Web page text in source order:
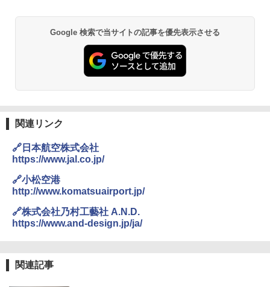
￥2,695
ァキア 2026～2027 地球の歩き方A ヨーロッ
パ
￥2,277
PYKES PEAK (パイクスピーク) 着替えテン
ト プライバシー テント 【中が透けない】 1
人用 折りたたみ 防災グッズ 災害用トイレ ビ
ーチ ピクニック ポップアップテント 携帯 簡
ENDLESS BASE 《めざましテレビで紹介》
テント ワンタッチ RENEW 幅200 2-3人用 43
500002(89232)
￥5,999
[キャンパーズコレクション 山善] 傘みたいに
広げるだけ パッとサッとテント ブラックコ
熊撃退スプレー 熊よけスプレー 熊スプレー
【日本企業販売】超強力クマ対策スプレー 30
0ml（連続噴射30秒）110ml（連続噴射15
秒）射程5～10m 安全ロック搭載 携帯収納袋
付き ヒグマ・イノシシ対策 自治体・教育機
GRANDOOR ステンレス保冷剤 2個セット 2
￥2,980
Google 検索で当サイトの記事を優先表示させる
関連リンク
🔗日本航空株式会社
https://www.jal.co.jp/
🔗小松空港
http://www.komatsuairport.jp/
🔗株式会社乃村工藝社 A.N.D.
https://www.and-design.jp/ja/
関連記事